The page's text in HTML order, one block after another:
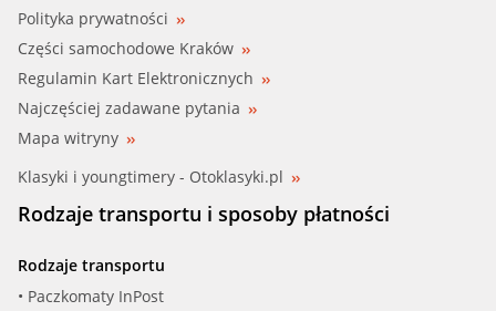
Polityka prywatności
Części samochodowe Kraków
Regulamin Kart Elektronicznych
Najczęściej zadawane pytania
Mapa witryny
Klasyki i youngtimery - Otoklasyki.pl
Rodzaje transportu i sposoby płatności
Rodzaje transportu
• Paczkomaty InPost